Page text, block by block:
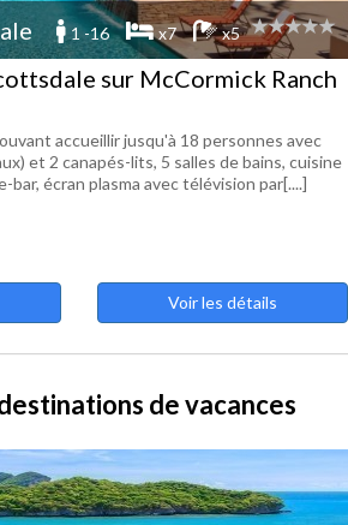
1 -16 x7 x5
sur McCormick Ranch
accueillir jusqu'à 18 personnes avec
et 2 canapés-lits, 5 salles de bains, cuisine
écran plasma avec télévision par[....]
Voir les détails
de vacances